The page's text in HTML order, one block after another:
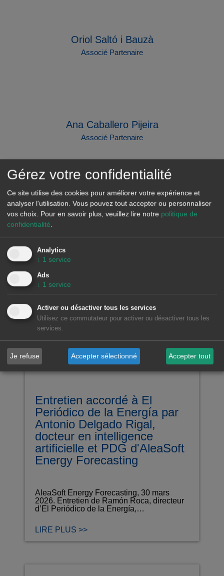
Oriol Saltó i Bauzà
Associé Partenaire
Ana Caballero Pijeira
Associé Partenaire
Demander des informations pour le
Actualités en vedette
Entretien accordé à El
Periódico de la Energía par
Antonio Delgado Rigal,
docteur en intelligence
artificielle et PDG d'AleaSoft
Energy Forecasting
AleaSoft Energy Forecasting, 30 mars
2026. Entretien de Ramón Roca, directeur
d’El Periódico de la Energía,…
LIRE PLUS >>
Gérez votre confidentialité
Ce site utilise des cookies pour améliorer votre expérience et
analyser l'utilisation. Vous pouvez tout accepter ou personnaliser
vos choix. Pour en savoir plus, veuillez lire notre politique de
confidentialité
Analytics
↓ 1 service
Ads
↓ 1 service
Activer ou désactiver tous les services
Utilisez ce commutateur pour activer ou désactiver tous les
services.
Je refuse Accepter sélectionné Accepter tout